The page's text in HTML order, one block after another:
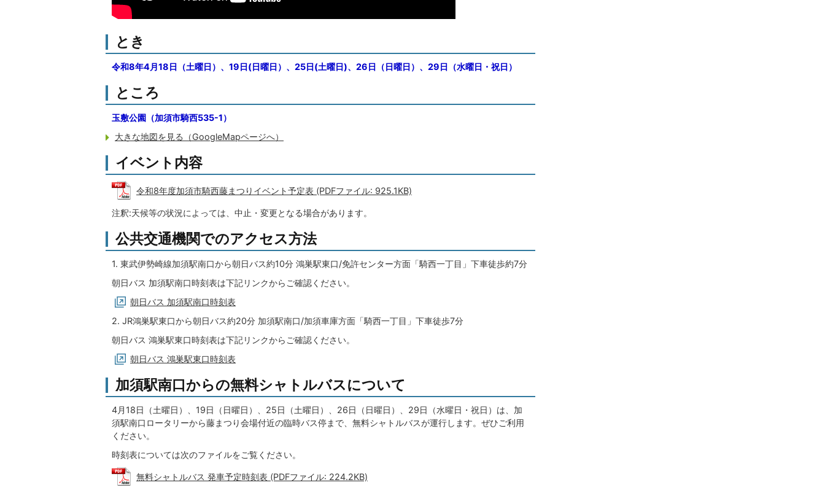
とき
令和8年4月18日（土曜日）、19日(日曜日）、25日(土曜日)、26日（日曜日）、29日（水曜日・祝日）
ところ
玉敷公園（加須市騎西535-1）
大きな地図を見る（GoogleMapページへ）
イベント内容
令和8年度加須市騎西藤まつりイベント予定表 (PDFファイル: 925.1KB)
注釈:天候等の状況によっては、中止・変更となる場合があります。
公共交通機関でのアクセス方法
1. 東武伊勢崎線加須駅南口から朝日バス約10分 鴻巣駅東口/免許センター方面「騎西一丁目」下車徒歩約7分
朝日バス 加須駅南口時刻表は下記リンクからご確認ください。
朝日バス 加須駅南口時刻表
2. JR鴻巣駅東口から朝日バス約20分 加須駅南口/加須車庫方面「騎西一丁目」下車徒歩7分
朝日バス 鴻巣駅東口時刻表は下記リンクからご確認ください。
朝日バス 鴻巣駅東口時刻表
加須駅南口からの無料シャトルバスについて
4月18日（土曜日）、19日（日曜日）、25日（土曜日）、26日（日曜日）、29日（水曜日・祝日）は、加
須駅南口ロータリーから藤まつり会場付近の臨時バス停まで、無料シャトルバスが運行します。ぜひご利用
ください。
時刻表については次のファイルをご覧ください。
無料シャトルバス 発車予定時刻表 (PDFファイル: 224.2KB)